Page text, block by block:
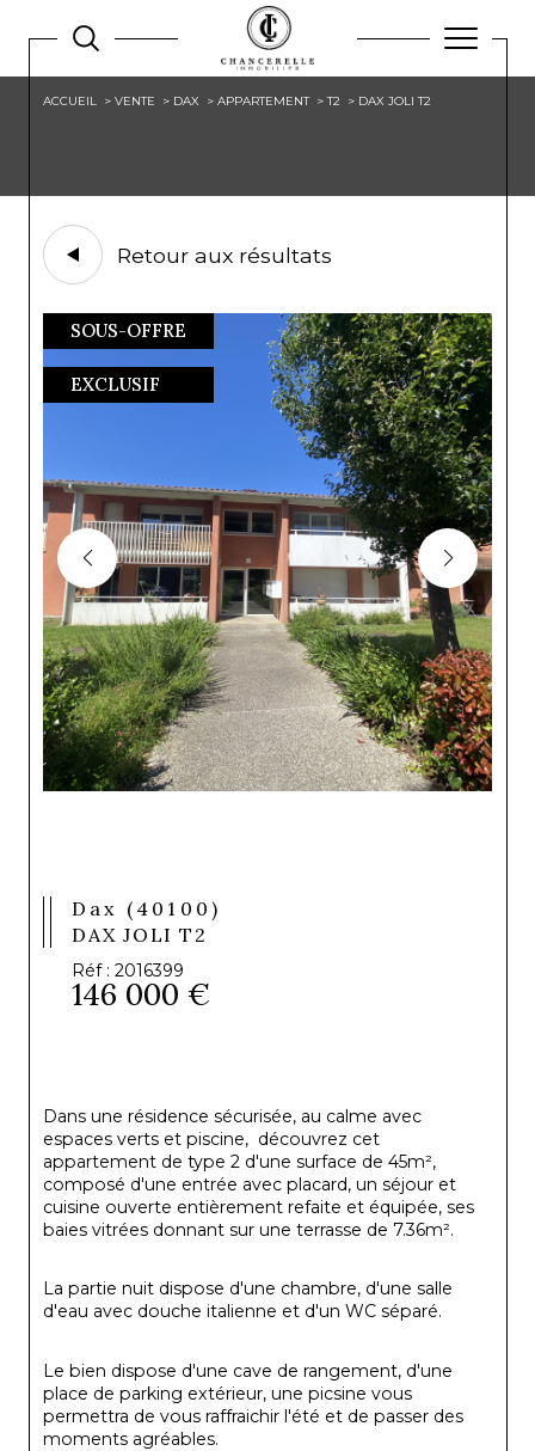
ACCUEIL VENTE DAX APPARTEMENT T2 DAX JOLI T2
Retour aux résultats
SOUS-OFFRE
EXCLUSIF
Dax (40100)
DAX JOLI T2
Réf : 2016399
146 000 €
Dans une résidence sécurisée, au calme avec
espaces verts et piscine,  découvrez cet
appartement de type 2 d'une surface de 45m²,
composé d'une entrée avec placard, un séjour et
cuisine ouverte entièrement refaite et équipée, ses
baies vitrées donnant sur une terrasse de 7.36m².
La partie nuit dispose d'une chambre, d'une salle
d'eau avec douche italienne et d'un WC séparé.
Le bien dispose d'une cave de rangement, d'une
place de parking extérieur, une picsine vous
permettra de vous raffraichir l'été et de passer des
moments agréables.